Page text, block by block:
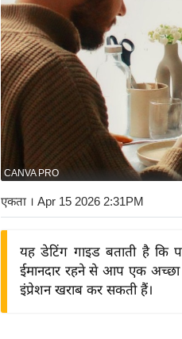
CANVA PRO
एकता । Apr 15 2026 2:31PM
यह डेटिंग गाइड बताती है
ईमानदार रहने से आप एक
इंप्रेशन खराब कर सकती हैं।